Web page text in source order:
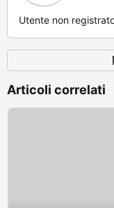
Utente non
Articoli correlati